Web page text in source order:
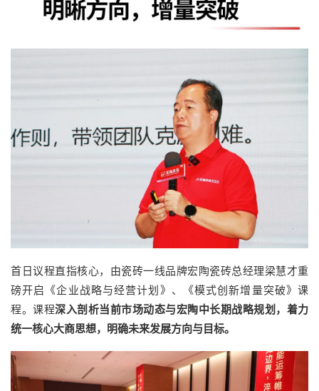
首日议程直指核心，由瓷砖一线品牌宏陶瓷砖总经理梁慧才重
磅开启《企业战略与经营计划》、《模式创新增量突破》课
程。课程深入剖析当前市场动态与宏陶中长期战略规划，着力
统一核心大商思想，明确未来发展方向与目标。